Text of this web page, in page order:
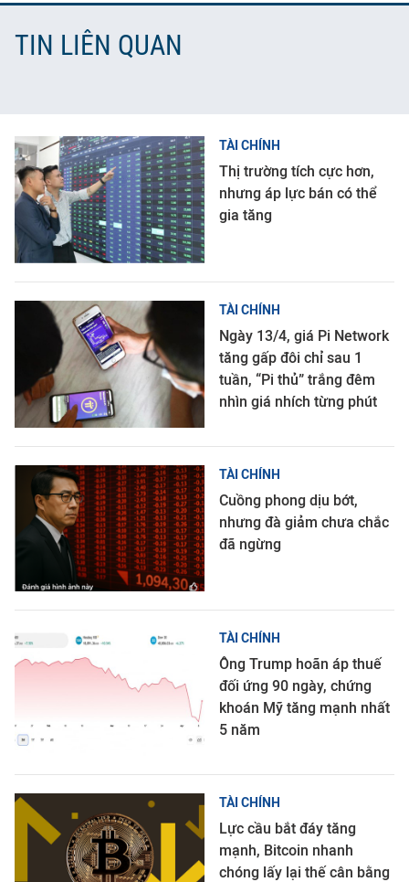
TIN LIÊN QUAN
TÀI CHÍNH
Thị trường tích cực hơn,
nhưng áp lực bán có thể
gia tăng
TÀI CHÍNH
Ngày 13/4, giá Pi Network
tăng gấp đôi chỉ sau 1
tuần, “Pi thủ” trắng đêm
nhìn giá nhích từng phút
TÀI CHÍNH
Cuồng phong dịu bớt,
nhưng đà giảm chưa chắc
đã ngừng
TÀI CHÍNH
Ông Trump hoãn áp thuế
đối ứng 90 ngày, chứng
khoán Mỹ tăng mạnh nhất
5 năm
TÀI CHÍNH
Lực cầu bắt đáy tăng
mạnh, Bitcoin nhanh
chóng lấy lại thế cân bằng